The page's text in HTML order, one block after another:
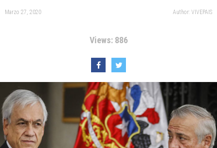
Marzo 27, 2020 Author: VIVEPAIS
Views: 886